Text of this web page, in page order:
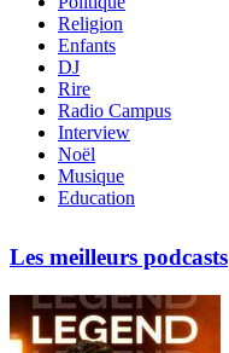
Religion
Enfants
DJ
Rire
Radio Campus
Interview
Noël
Musique
Education
Les meilleurs podcasts